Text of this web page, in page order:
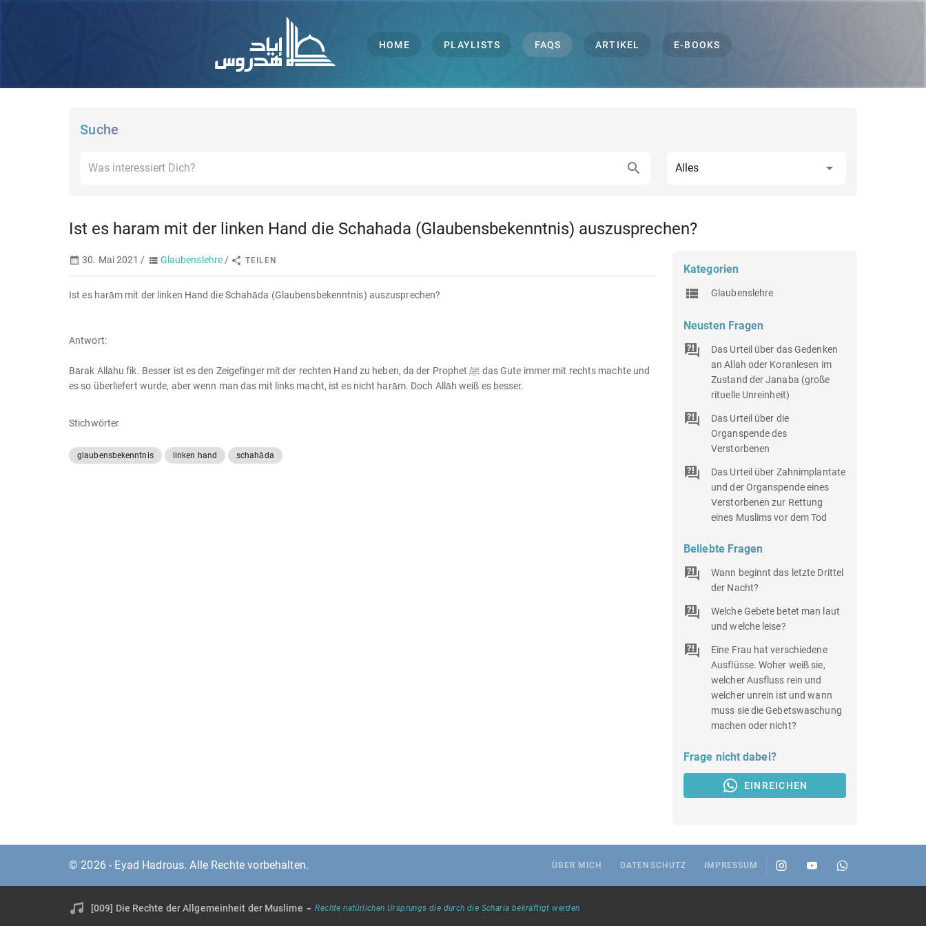
HOME PLAYLISTS FAQS ARTIKEL E-BOOKS
Suche
Alles
Ist es haram mit der linken Hand die Schahada (Glaubensbekenntnis) auszusprechen?
30. Mai 2021 / Glaubenslehre / TEILEN
Ist es harām mit der linken Hand die Schahāda (Glaubensbekenntnis) auszusprechen?
Antwort:
Bārak Allāhu fik. Besser ist es den Zeigefinger mit der rechten Hand zu heben, da der Prophet ﷺ das Gute immer mit rechts machte und
es so überliefert wurde, aber wenn man das mit links macht, ist es nicht harām. Doch Allāh weiß es besser.
Stichwörter
glaubensbekenntnis linken hand schahāda
Kategorien
Glaubenslehre
Neusten Fragen
Das Urteil über das Gedenken
an Allah oder Koranlesen im
Zustand der Janaba (große
rituelle Unreinheit)
Das Urteil über die
Organspende des
Verstorbenen
Das Urteil über Zahnimplantate
und der Organspende eines
Verstorbenen zur Rettung
eines Muslims vor dem Tod
Beliebte Fragen
Wann beginnt das letzte Drittel
der Nacht?
Welche Gebete betet man laut
und welche leise?
Eine Frau hat verschiedene
Ausflüsse. Woher weiß sie,
welcher Ausfluss rein und
welcher unrein ist und wann
muss sie die Gebetswaschung
machen oder nicht?
Frage nicht dabei?
EINREICHEN
© 2026 - Eyad Hadrous. Alle Rechte vorbehalten. ÜBER MICH DATENSCHUTZ IMPRESSUM
[009] Die Rechte der Allgemeinheit der Muslime -Rechte natürlichen Ursprungs die durch die Scharia bekräftigt werden